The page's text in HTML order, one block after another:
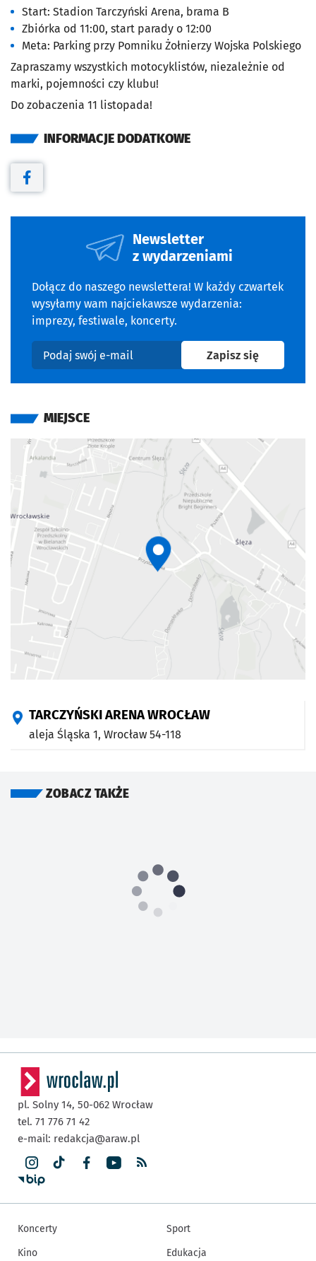
Start: Stadion Tarczyński Arena, brama B
Zbiórka od 11:00, start parady o 12:00
Meta: Parking przy Pomniku Żołnierzy Wojska Polskiego
Zapraszamy wszystkich motocyklistów, niezależnie od
marki, pojemności czy klubu!
Do zobaczenia 11 listopada!
INFORMACJE DODATKOWE
Otwiera się w nowej karcie
Newsletter
z wydarzeniami
Dołącz do naszego newslettera! W każdy czwartek
wysyłamy wam najciekawsze wydarzenia:
imprezy, festiwale, koncerty.
Podaj swój e-mail
Zapisz sięna
MIEJSCE
TARCZYŃSKI ARENA WROCŁAW
aleja Śląska 1, Wrocław 54-118
ZOBACZ TAKŻE
pl. Solny 14, 50-062 Wrocław
tel. 71 776 71 42
e-mail: redakcja@araw.pl
Koncerty
Kino
Sport
Edukacja